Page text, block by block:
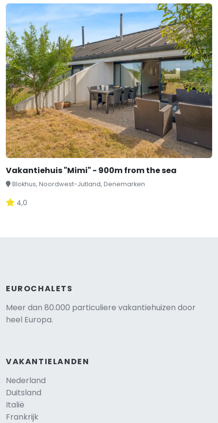
Vakantiehuis "Mimi" - 900m from the sea
Blokhus, Noordwest-Jutland, Denemarken
4,0
EUROCHALETS
Meer dan 80.000 particuliere vakantiehuizen door
heel Europa.
VAKANTIELANDEN
Nederland
Duitsland
Italië
Frankrijk